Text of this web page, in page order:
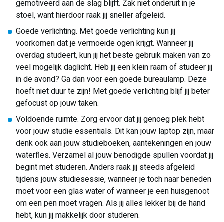
gemotiveerd aan de slag blijft. Zak niet onderuit in je
stoel, want hierdoor raak jij sneller afgeleid.
Goede verlichting. Met goede verlichting kun jij
voorkomen dat je vermoeide ogen krijgt. Wanneer jij
overdag studeert, kun jij het beste gebruik maken van zo
veel mogelijk daglicht. Heb jij een klein raam of studeer jij
in de avond? Ga dan voor een goede bureaulamp. Deze
hoeft niet duur te zijn! Met goede verlichting blijf jij beter
gefocust op jouw taken.
Voldoende ruimte. Zorg ervoor dat jij genoeg plek hebt
voor jouw studie essentials. Dit kan jouw laptop zijn, maar
denk ook aan jouw studieboeken, aantekeningen en jouw
waterfles. Verzamel al jouw benodigde spullen voordat jij
begint met studeren. Anders raak jij steeds afgeleid
tijdens jouw studiesessie, wanneer je toch naar beneden
moet voor een glas water of wanneer je een huisgenoot
om een pen moet vragen. Als jij alles lekker bij de hand
hebt, kun jij makkelijk door studeren.